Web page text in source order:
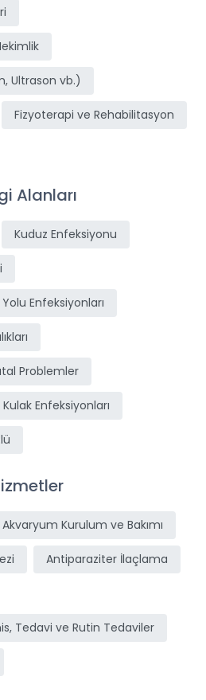
Ultrason vb.)
Fizyoterapi ve Rehabilitasyon
Alanları
Kuduz Enfeksiyonu
Enfeksiyonları
Problemler
Enfeksiyonları
Akvaryum Kurulum ve Bakımı
Antiparaziter İlaçlama
Tedavi ve Rutin Tedaviler